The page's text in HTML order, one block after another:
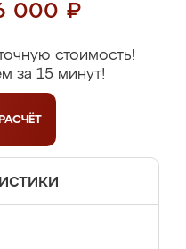
000 ₽
стоимость!
за 15 минут!
РАСЧЁТ